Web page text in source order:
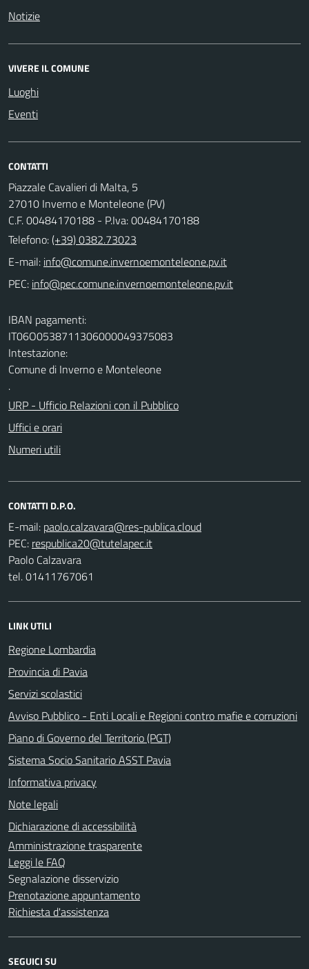
Notizie
VIVERE IL COMUNE
Luoghi
Eventi
CONTATTI
Piazzale Cavalieri di Malta, 5
27010 Inverno e Monteleone (PV)
C.F. 00484170188 - P.Iva: 00484170188
Telefono:(+39) 0382.73023
E-mail:
PEC:
IBAN pagamenti:
IT06O0538711306000049375083
Intestazione:
Comune di Inverno e Monteleone
.
URP - Ufficio Relazioni con il Pubblico
Uffici e orari
Numeri utili
CONTATTI D.P.O.
E-mail:
PEC:
Paolo Calzavara
tel. 01411767061
LINK UTILI
Regione Lombardia
Provincia di Pavia
Servizi scolastici
Avviso Pubblico - Enti Locali e Regioni contro mafie e corruzioni
Piano di Governo del Territorio (PGT)
Sistema Socio Sanitario ASST Pavia
Informativa privacy
Note legali
Dichiarazione di accessibilità
Amministrazione trasparente
Leggi le FAQ
Segnalazione disservizio
Prenotazione appuntamento
Richiesta d'assistenza
SEGUICI SU